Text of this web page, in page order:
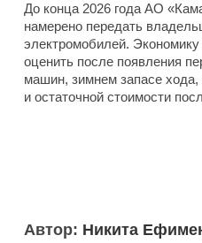
До конца 2026 года АО
намерено передать
электромобилей.
оценить после появления
машин, зимнем запасе хода,
и остаточной стоимости
Автор: Никита